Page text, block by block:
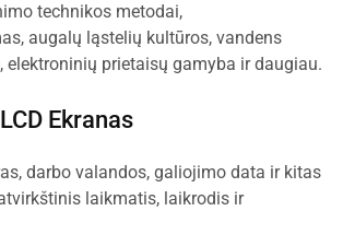
technikos metodai,
augalų ląstelių kultūros, vandens
elektroninių prietaisų gamyba ir daugiau.
Ekranas
darbo valandos, galiojimo data ir kitas
laikmatis, laikrodis ir